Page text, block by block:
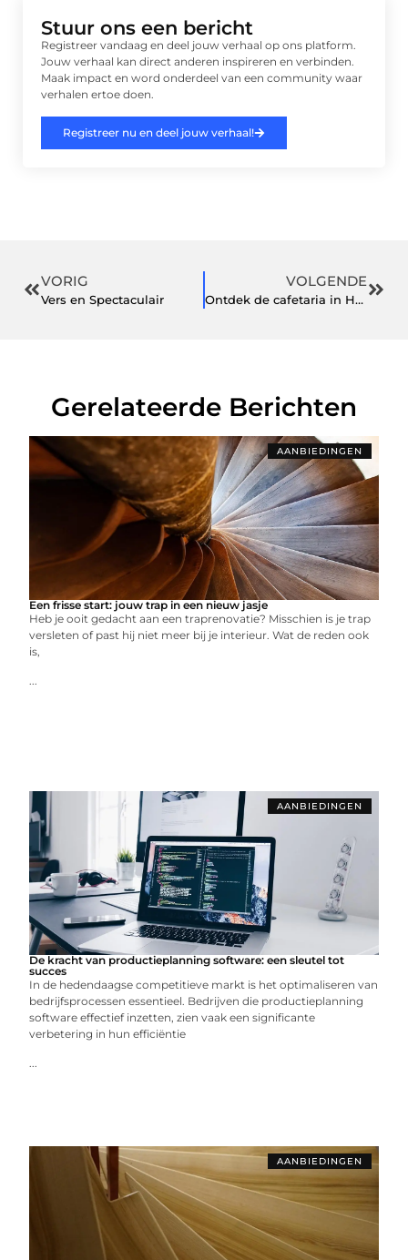
Stuur ons een bericht
Registreer vandaag en deel jouw verhaal op ons platform.
Jouw verhaal kan direct anderen inspireren en verbinden.
Maak impact en word onderdeel van een community waar
verhalen ertoe doen.
Registreer nu en deel jouw verhaal!
VORIG
Vers en Spectaculair
VOLGENDE
Ontdek de cafetaria in Harderwijk en geniet van lokale smaken
Gerelateerde Berichten
AANBIEDINGEN
Een frisse start: jouw trap in een nieuw jasje
Heb je ooit gedacht aan een traprenovatie? Misschien is je trap
versleten of past hij niet meer bij je interieur. Wat de reden ook
is,
...
AANBIEDINGEN
De kracht van productieplanning software: een sleutel tot
succes
In de hedendaagse competitieve markt is het optimaliseren van
bedrijfsprocessen essentieel. Bedrijven die productieplanning
software effectief inzetten, zien vaak een significante
verbetering in hun efficiëntie
...
AANBIEDINGEN